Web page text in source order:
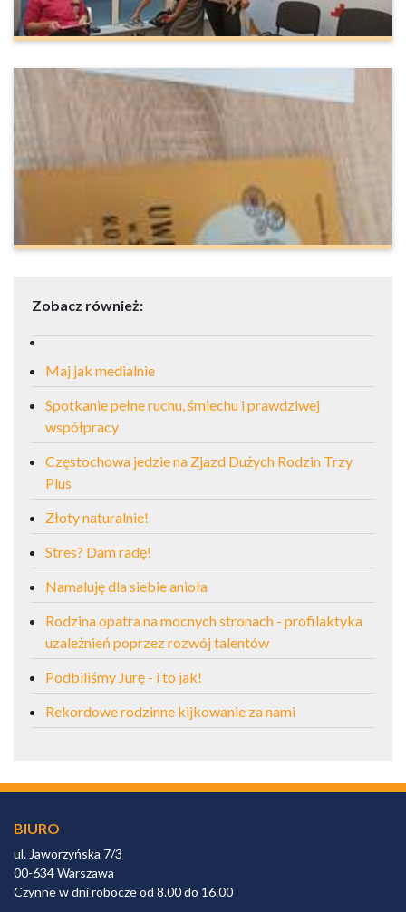
Zobacz również:
Maj jak medialnie
Spotkanie pełne ruchu, śmiechu i prawdziwej
współpracy
Częstochowa jedzie na Zjazd Dużych Rodzin Trzy
Plus
Złoty naturalnie!
Stres? Dam radę!
Namaluję dla siebie anioła
Rodzina opatra na mocnych stronach - profilaktyka
uzależnień poprzez rozwój talentów
Podbiliśmy Jurę - i to jak!
Rekordowe rodzinne kijkowanie za nami
BIURO
ul. Jaworzyńska 7/3
00-634 Warszawa
Czynne w dni robocze od 8.00 do 16.00